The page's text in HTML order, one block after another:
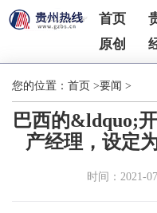
首页
原创
您的位置： 首页 >要闻 >
巴西的&ldquo;
产经理，设定
时间：2021-